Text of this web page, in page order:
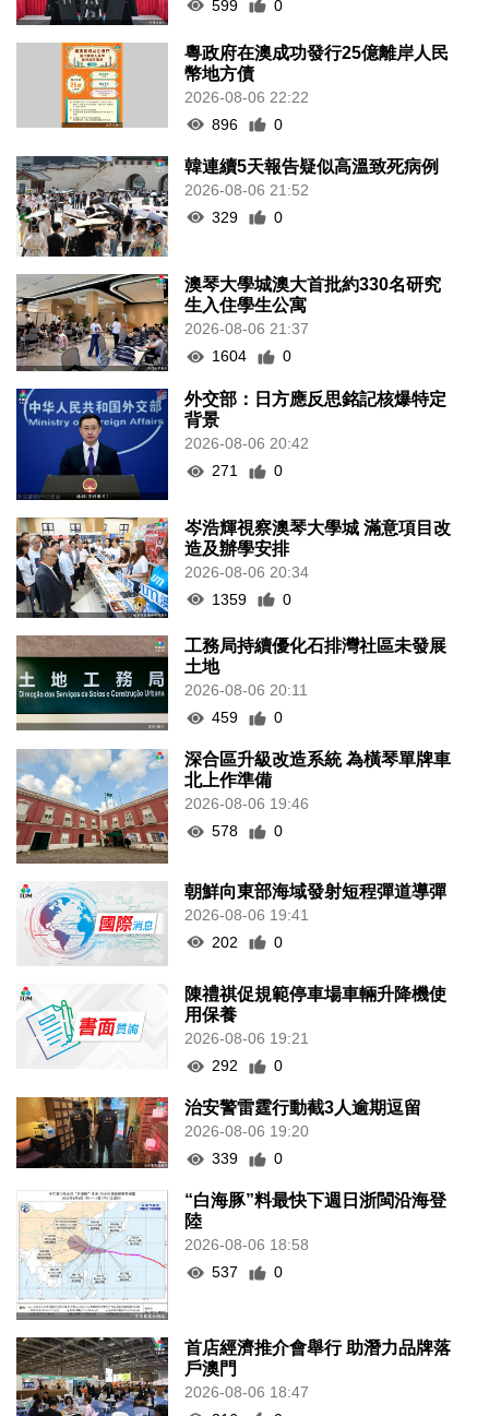
599 0
粵政府在澳成功發行25億離岸人民
幣地方債
2026-08-06 22:22
896
0
韓連續5天報告疑似高溫致死病例
2026-08-06 21:52
329
0
澳琴大學城澳大首批約330名研究
生入住學生公寓
2026-08-06 21:37
1604
0
外交部：日方應反思銘記核爆特定
背景
2026-08-06 20:42
271
0
岑浩輝視察澳琴大學城 滿意項目改
造及辦學安排
2026-08-06 20:34
1359
0
工務局持續優化石排灣社區未發展
土地
2026-08-06 20:11
459
0
深合區升級改造系統 為橫琴單牌車
北上作準備
2026-08-06 19:46
578
0
朝鮮向東部海域發射短程彈道導彈
2026-08-06 19:41
202
0
陳禮祺促規範停車場車輛升降機使
用保養
2026-08-06 19:21
292
0
治安警雷霆行動截3人逾期逗留
2026-08-06 19:20
339
0
“白海豚”料最快下週日浙閩沿海登
陸
2026-08-06 18:58
537
0
首店經濟推介會舉行 助潛力品牌落
戶澳門
2026-08-06 18:47